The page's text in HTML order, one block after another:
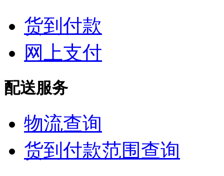
货到付款
网上支付
配送服务
物流查询
货到付款范围查询